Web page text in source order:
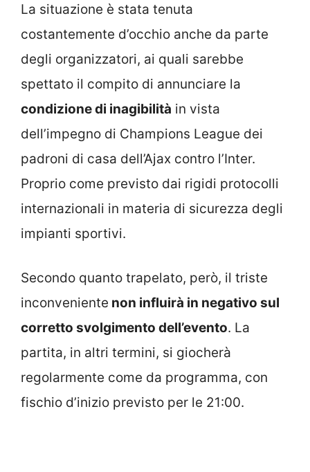
La situazione è stata tenuta
costantemente d’occhio anche da parte
degli organizzatori, ai quali sarebbe
spettato il compito di annunciare la
condizione di inagibilità in vista
dell’impegno di Champions League dei
padroni di casa dell’Ajax contro l’Inter.
Proprio come previsto dai rigidi protocolli
internazionali in materia di sicurezza degli
impianti sportivi.
Secondo quanto trapelato, però, il triste
inconveniente non influirà in negativo sul
corretto svolgimento dell’evento. La
partita, in altri termini, si giocherà
regolarmente come da programma, con
fischio d’inizio previsto per le 21:00.